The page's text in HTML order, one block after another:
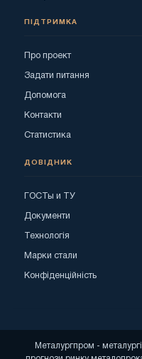
ПІДТРИМКА
Про проект
Задати питання
Допомога
Контакти
Статистика
ДОВІДНИК
ГОСТы и ТУ
Документи
Технологія
Марки стали
Конфіденційність
Металургпром -